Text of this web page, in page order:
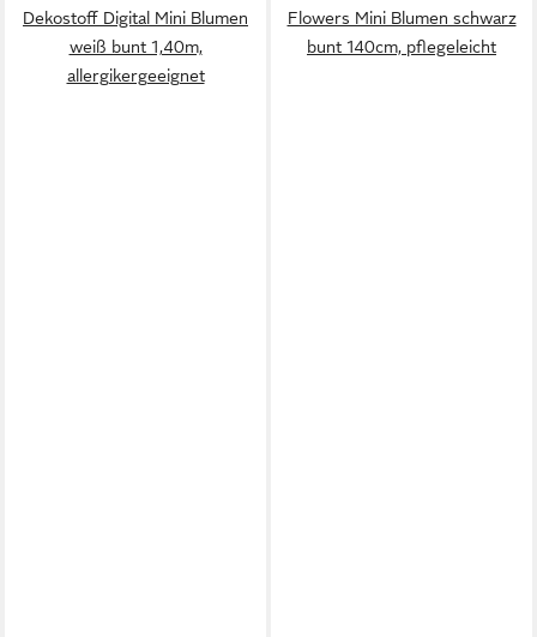
Dekostoff Digital Mini Blumen
weiß bunt 1,40m,
allergikergeeignet
Flowers Mini Blumen schwarz
bunt 140cm, pflegeleicht